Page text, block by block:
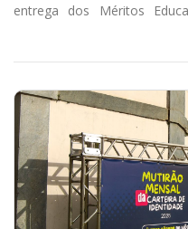
entrega dos Méritos